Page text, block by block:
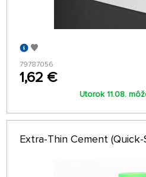
79787056
1,62 €
Utorok 11.08.
Extra-Thin Cement